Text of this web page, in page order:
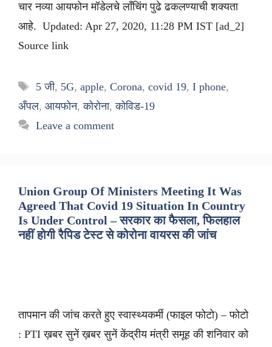
चार नव्या आयफोन मॉडेलचे लाँचिंग पुढे ढकलण्याची शक्यता
आहे. Updated: Apr 27, 2020, 11:28 PM IST [ad_2]
Source link
Tags
5 जी, 5G, apple, Corona, covid 19, I phone,
अँपल, आयफोन,कोरोना,कोविड-19
Leave a comment
Union Group Of Ministers Meeting It Was
Agreed That Covid 19 Situation In Country
Is Under Control – सरकार का फैसला, फिलहाल
नहीं होगी रैपिड टेस्ट से कोरोना वायरस की जांच
तापमान की जांच करते हुए स्वास्थ्यकर्मी (फाइल फोटो) – फोटो
: PTI ख़बर सुनें ख़बर सुनें केंद्रीय मंत्री समूह की शनिवार को